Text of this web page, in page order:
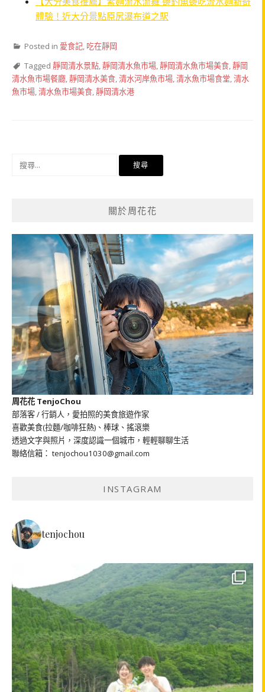
體驗！近大分景點原尻瀑布道之駅
Posted in 愛食記 吃在靜岡
Tagged 靜岡清水景點 靜岡清水魚市場 靜岡清水魚市場美食 靜岡
清水魚市場餐廳 靜岡清水美食 清水河岸魚市場 清水魚市場食堂 清水
魚市場 清水魚市場美食 靜岡清水港
關於周花花
周花花 TenjoChou
部落客 / 行銷人，愛拍照的美食旅遊作家
喜歡美食(拉麵/咖啡狂熱)、棒球、搖滾樂
透過文字與照片，深度認識一個城市，輕輕聊聊生活
聯絡信箱： tenjochou1030@gmail.com
INSTAGRAM
tenjochou